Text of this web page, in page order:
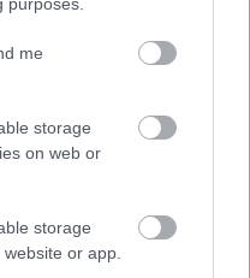
me
storage
on web or
storage
or app.